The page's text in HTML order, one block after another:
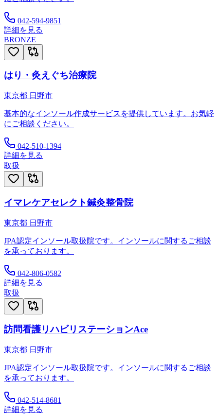
042-594-9851
詳細を見る
BRONZE
はり・灸えぐち治療院
東京都 日野市
基本的なインソール作成サービスを提供しています。お気軽
にご相談ください。
042-510-1394
詳細を見る
取扱
イマレケアセレクト鍼灸整骨院
東京都 日野市
JPA認定インソール取扱院です。インソールに関するご相談
を承っております。
042-806-0582
詳細を見る
取扱
訪問看護リハビリステーションAce
東京都 日野市
JPA認定インソール取扱院です。インソールに関するご相談
を承っております。
042-514-8681
詳細を見る